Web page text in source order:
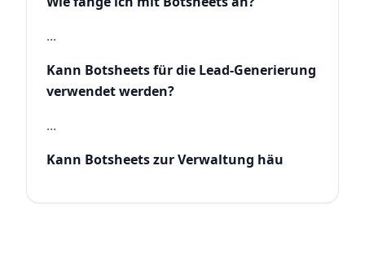
...
Kann Botsheets für die Lead-Generierung
verwendet werden?
...
Kann Botsheets zur Verwaltung häu